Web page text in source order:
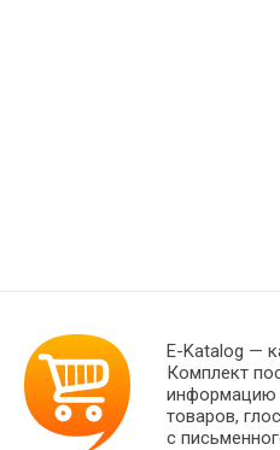
E-Katalog —
Комплект
информацию
товаров,
с